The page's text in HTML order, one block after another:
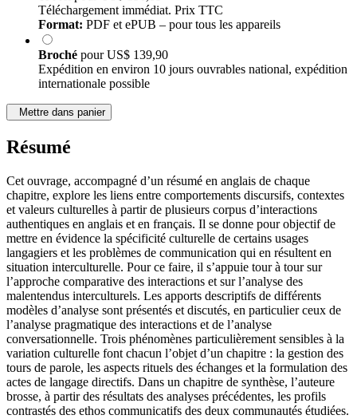
Téléchargement immédiat. Prix TTC
Format: PDF et ePUB – pour tous les appareils
Broché pourUS$ 139,90
Expédition en environ 10 jours ouvrables national, expédition
internationale possible
Mettre dans panier
Résumé
Cet ouvrage, accompagné d’un résumé en anglais de chaque
chapitre, explore les liens entre comportements discursifs, contextes
et valeurs culturelles à partir de plusieurs corpus d’interactions
authentiques en anglais et en français. Il se donne pour objectif de
mettre en évidence la spécificité culturelle de certains usages
langagiers et les problèmes de communication qui en résultent en
situation interculturelle. Pour ce faire, il s’appuie tour à tour sur
l’approche comparative des interactions et sur l’analyse des
malentendus interculturels. Les apports descriptifs de différents
modèles d’analyse sont présentés et discutés, en particulier ceux de
l’analyse pragmatique des interactions et de l’analyse
conversationnelle. Trois phénomènes particulièrement sensibles à la
variation culturelle font chacun l’objet d’un chapitre : la gestion des
tours de parole, les aspects rituels des échanges et la formulation des
actes de langage directifs. Dans un chapitre de synthèse, l’auteure
brosse, à partir des résultats des analyses précédentes, les profils
contrastés des ethos communicatifs des deux communautés étudiées.